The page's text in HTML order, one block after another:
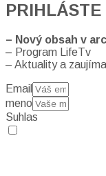
PRIHLÁSTE
– Nový obsah v
– Program LifeTv
– Aktuality a
Email
meno
Suhlas